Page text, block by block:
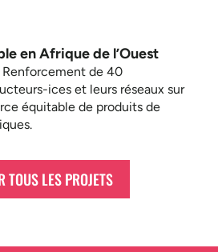
en Afrique de l’Ouest
Renforcement de 40
ices et leurs réseaux sur
équitable de produits de
TOUS LES PROJETS